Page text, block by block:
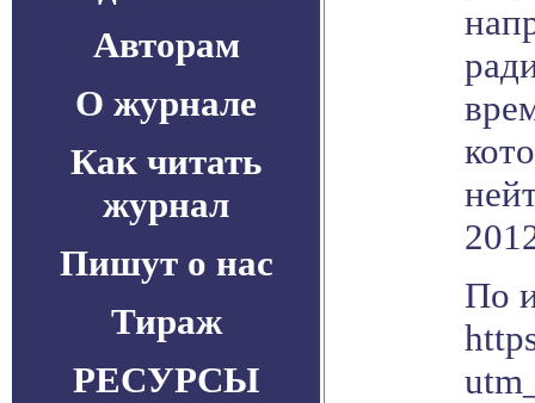
Авторам
О журнале
Как читать
журнал
Пишут о нас
Тираж
РЕСУРСЫ
По